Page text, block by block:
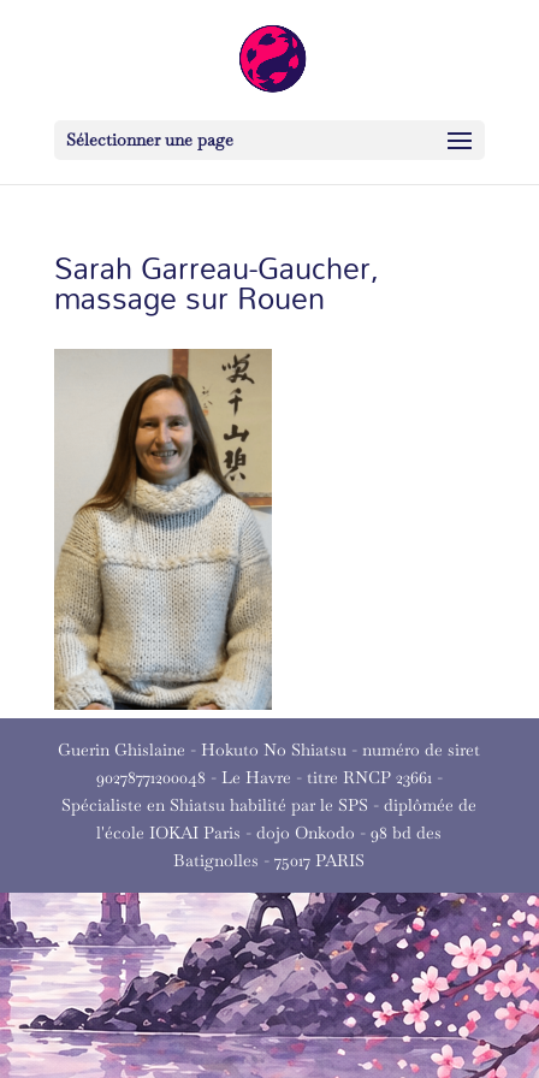
Sélectionner une page
Sarah Garreau-Gaucher,
massage sur Rouen
Guerin Ghislaine - Hokuto No Shiatsu - numéro de siret
90278771200048 - Le Havre - titre RNCP 23661 -
Spécialiste en Shiatsu habilité par le SPS - diplômée de
l'école IOKAI Paris - dojo Onkodo - 98 bd des
Batignolles - 75017 PARIS